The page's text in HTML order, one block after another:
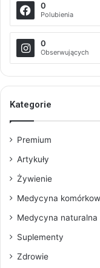
0
Polubienia
0
Obserwujących
Kategorie
Premium
Artykuły
Żywienie
Medycyna
Medycyna naturalna
Suplementy
Zdrowie